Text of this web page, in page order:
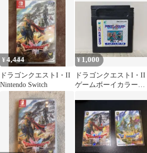
¥4,444
ドラゴンクエストI・II
Nintendo Switch
¥1,000
ドラゴンクエストI・II
ゲームボーイカラー